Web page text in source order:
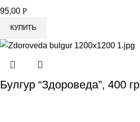
95,00 Р
КУПИТЬ
Булгур “Здороведа”, 400 гр